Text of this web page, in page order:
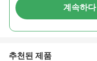
계속하다
추천된 제품